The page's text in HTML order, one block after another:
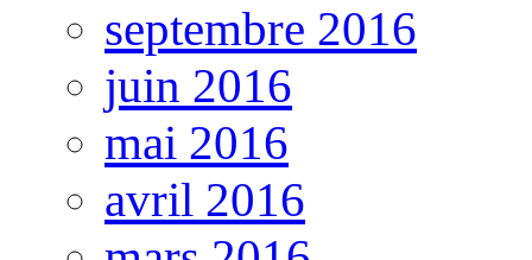
septembre 2016
juin 2016
mai 2016
avril 2016